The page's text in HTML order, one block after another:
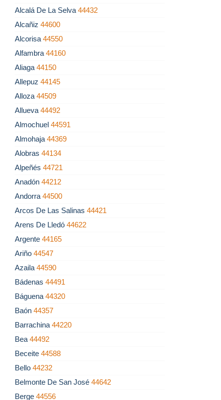
Alcalá De La Selva 44432
Alcañiz 44600
Alcorisa 44550
Alfambra 44160
Aliaga 44150
Allepuz 44145
Alloza 44509
Allueva 44492
Almochuel 44591
Almohaja 44369
Alobras 44134
Alpeñés 44721
Anadón 44212
Andorra 44500
Arcos De Las Salinas 44421
Arens De Lledó 44622
Argente 44165
Ariño 44547
Azaila 44590
Bádenas 44491
Báguena 44320
Baón 44357
Barrachina 44220
Bea 44492
Beceite 44588
Bello 44232
Belmonte De San José 44642
Berge 44556